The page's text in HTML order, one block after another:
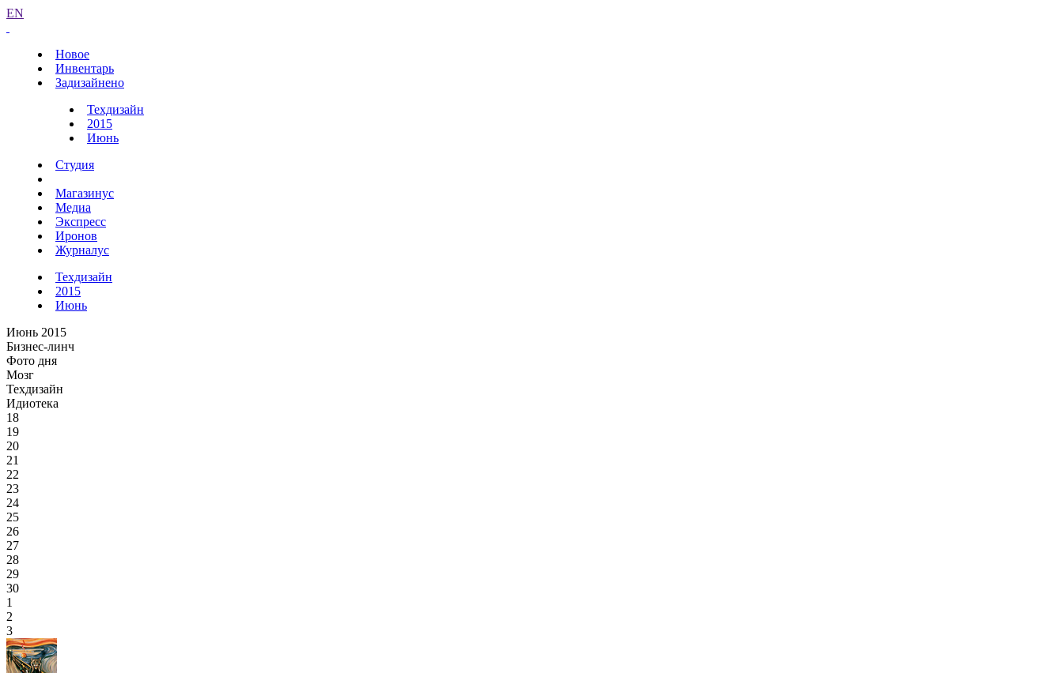
EN
Новое
Инвентарь
Задизайнено
Техдизайн
2015
Июнь
Студия
Магазинус
Медиа
Экспресс
Иронов
Журналус
Техдизайн
2015
Июнь
Июнь 2015
Бизнес-линч
Фото дня
Мозг
Техдизайн
Идиотека
18
19
20
21
22
23
24
25
26
27
28
29
30
1
2
3